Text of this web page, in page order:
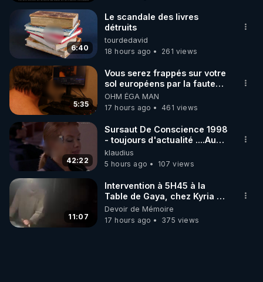
6:40
Le scandale des livres
détruits
tourdedavid
18 hours ago
261 views
5:35
Vous serez frappés sur votre
sol européens par la faute
des dirigeants qui s'en
mettent dans le nez
OHM ÉGA MAN
17 hours ago
461 views
42:22
Sursaut De Conscience 1998
- toujours d'actualité ....Au
Dela Du Réel
klaudius
5 hours ago
107 views
11:07
Intervention à 5H45 à la
Table de Gaya, chez Kyria et
Manu. 6/08/2026 PARTAGEZ
!
Devoir de Mémoire
17 hours ago
375 views